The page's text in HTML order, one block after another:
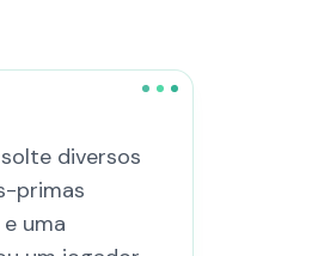
diversos
primas
uma